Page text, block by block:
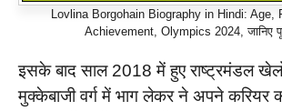
Lovlina Borgohain Biography in Hindi: Age,
Achievement, Olympics 2024, जानिए
इसके बाद साल 2018 में हुए राष्ट्रमंडल
मुक्केबाजी वर्ग में भाग लेकर ने अपने करियर